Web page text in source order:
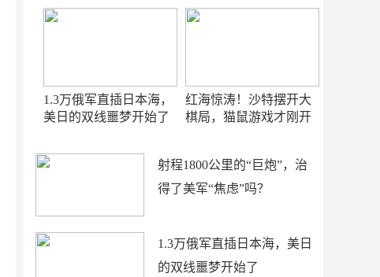
1.3万俄军直插日本海，
美日的双线噩梦开始了
红海惊涛！沙特摆开大
棋局，猫鼠游戏才刚开
射程1800公里的“巨炮”，治
得了美军“焦虑”吗？
1.3万俄军直插日本海，美日
的双线噩梦开始了